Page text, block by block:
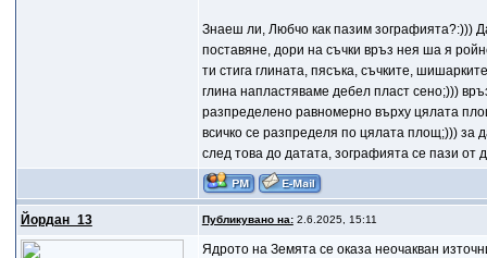
Знаеш ли, Любчо как пазим зографията?:)))
поставяне, дори на съчки връз нея ша я
ти стига глината, пясъка, съчките,
глина напластяваме дебел пласт сено;)))
разпределено равномерно върху цялата
всичко се разпределя по цялата площ;))) за
след това до датата, зографията се пази от
Йордан_13 Публикувано на:2.6.2025, 15:11
Ядрото на Земята се оказа неочакван